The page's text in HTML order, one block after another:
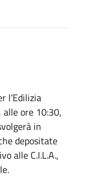
l’Edilizia
ore 10:30,
in
depositate
alle C.I.L.A.,